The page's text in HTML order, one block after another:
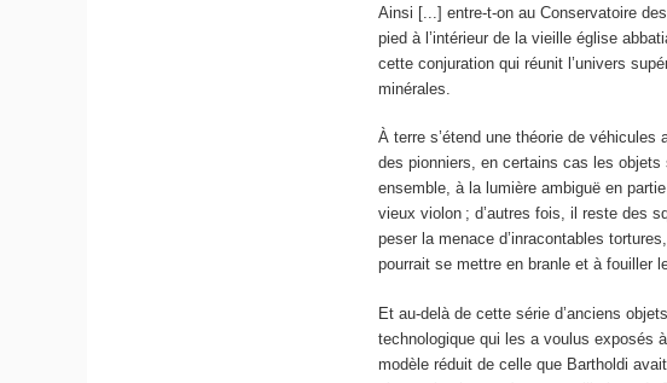
Ainsi [...] entre-t-on au Conservatoire
pied à l’intérieur de la vieille église
cette conjuration qui réunit l’univers
minérales.
À terre s’étend une théorie de
des pionniers, en certains cas les objets
ensemble, à la lumière ambiguë en
vieux violon ; d’autres fois, il reste des
peser la menace d’inracontables
pourrait se mettre en branle et à fouiller
Et au-delà de cette série d’anciens
technologique qui les a voulus exposés
modèle réduit de celle que Bartholdi